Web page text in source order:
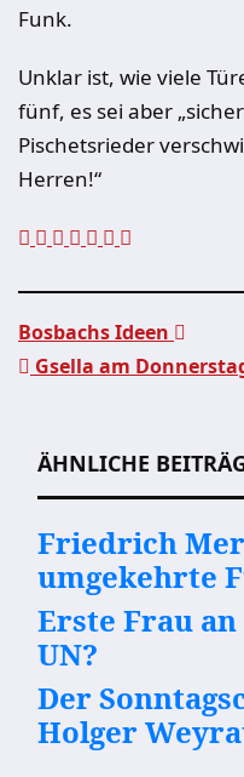
Funk.
Unklar ist, wie viele
fünf, es sei aber
Pischetsrieder
Herren!“
Bosbachs Ideen
Gsella am
ÄHNLICHE
Friedrich
umgekehrte
Erste Frau
UN?
Der
Holger